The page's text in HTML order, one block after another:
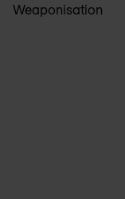
Weaponisation